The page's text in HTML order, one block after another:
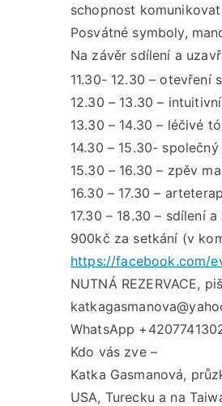
schopnost
Posvátné symboly,
Na závěr sdílení a
11.30- 12.30 – otevření
12.30 – 13.30 –
13.30 – 14.30 – léčivé
14.30 – 15.30-
15.30 – 16.30 – zpěv
16.30 – 17.30 –
17.30 – 18.30 – sdílení
900kč za setkání (v
https://facebook.com/
NUTNÁ REZERVACE,
WhatsApp
Kdo vás zve –
Katka Gasmanová,
USA, Turecku a na